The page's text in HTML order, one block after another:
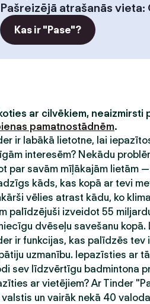
Pašreizējā atrašanās vieta:
Kas ir "Pase"?
ar cilvēkiem, neaizmirsti
pamatnostādnēm.
ir labākā lietotne, lai
interesēm? Nekādu
par savām mīļākajām lietām
kāds, kas kopā ar tevi
vēlies atrast kādu, ko
palīdzējuši izveidot 55
dvēseļu savešanu
ir funkcijas, kas palīdzēs
uzmanību. Iepazīsties ar
sev līdzvērtīgu badmintona
ar vietējiem? Ar Tinder
valstis un vairāk nekā 40